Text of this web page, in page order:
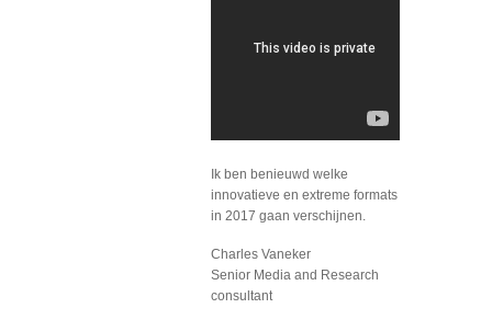
Ik ben benieuwd welke
innovatieve en extreme formats
in 2017 gaan verschijnen.
Charles Vaneker
Senior Media and Research
consultant